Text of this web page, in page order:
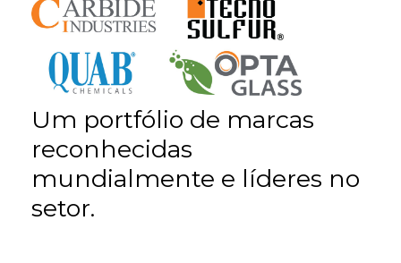
Um portfólio de marcas
reconhecidas
mundialmente e líderes no
setor.